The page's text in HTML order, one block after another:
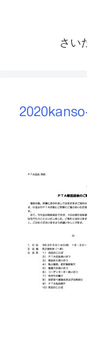
さい